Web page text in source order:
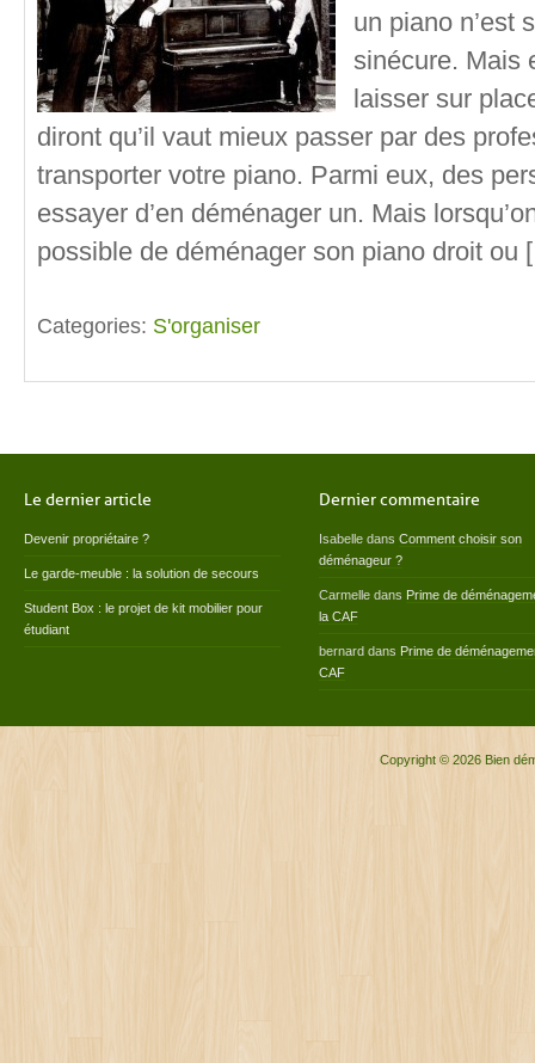
un piano n’est
sinécure. Mais
laisser sur
diront qu’il vaut mieux passer par des
transporter votre piano. Parmi eux, des
essayer d’en déménager un. Mais
possible de déménager son piano droit
Categories: S'organiser
Le dernier article
Devenir propriétaire ?
Le garde-meuble : la solution de secours
Student Box : le projet de kit mobilier pour
étudiant
Dernier commentaire
Isabelle dans Comment choisir son
déménageur ?
Carmelle dans Prime de
la CAF
bernard dans Prime de
CAF
Copyright © 2026 Bien